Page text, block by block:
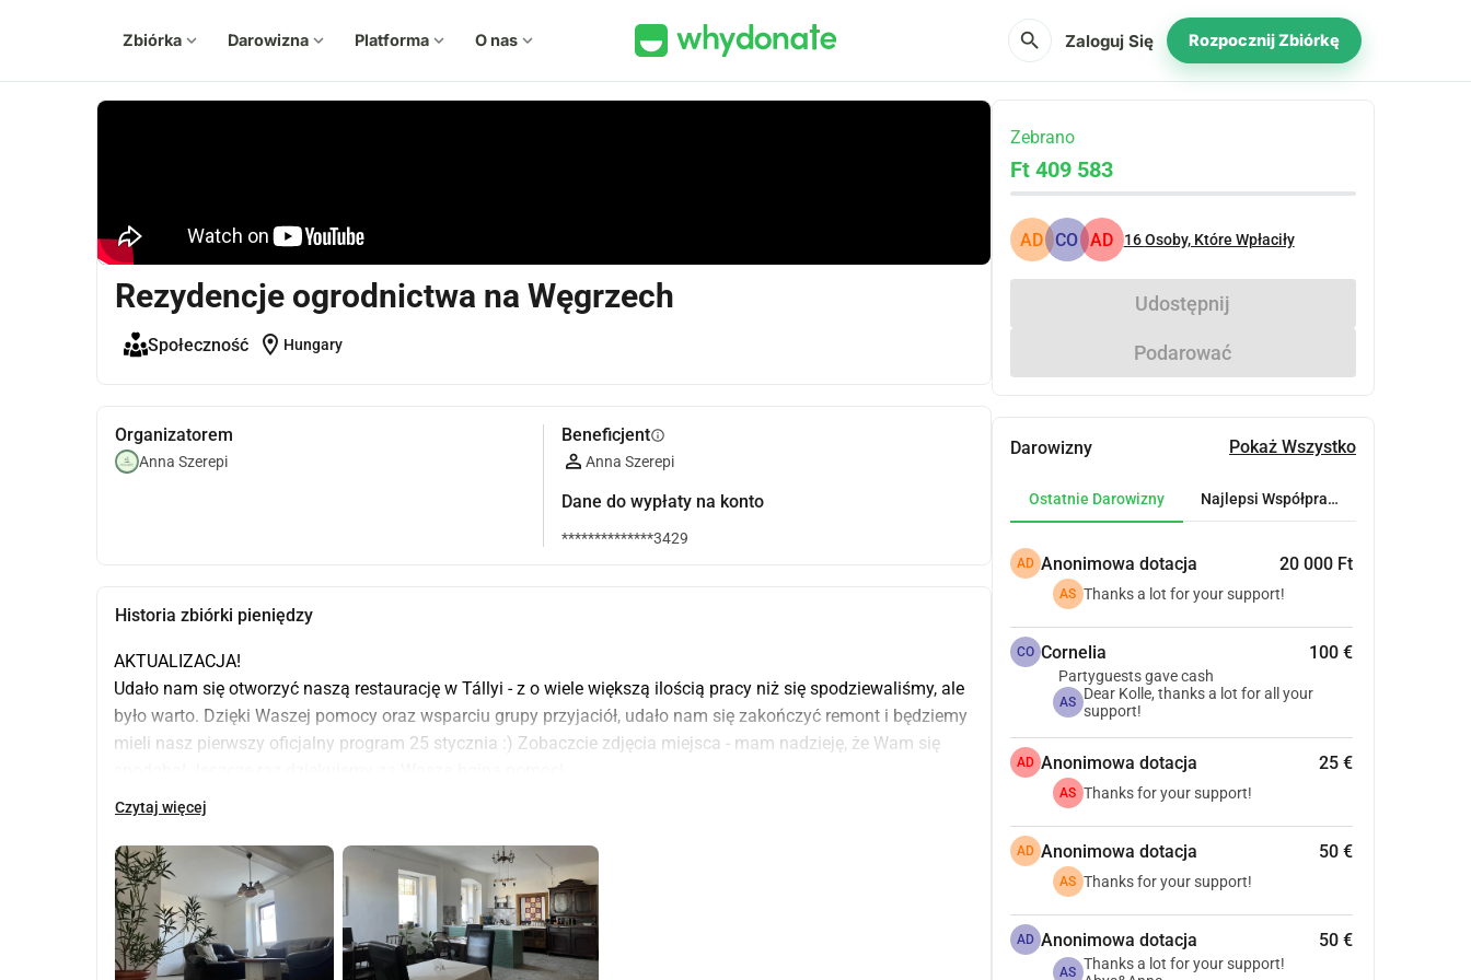
Zbiórka expand_more Darowizna expand_more Platforma expand_more O nas expand_more search Zaloguj Się Rozpocznij Zbiórkę
Rezydencje ogrodnictwa na Węgrzech
Społeczność location_on Hungary
Organizatorem
Anna Szerepi
Beneficjentinfo
Anna Szerepi
Dane do wypłaty na konto
**************3429
Historia zbiórki pieniędzy
AKTUALIZACJA!
Udało nam się otworzyć naszą restaurację w Tállyi - z o wiele większą ilością pracy niż się spodziewaliśmy, ale
było warto. Dzięki Waszej pomocy oraz wsparciu grupy przyjaciół, udało nam się zakończyć remont i będziemy
mieli nasz pierwszy oficjalny program 25 stycznia :) Zobaczcie zdjęcia miejsca - mam nadzieję, że Wam się
Jesteśmy najlepszymi przyjaciółkami od ponad 25 lat: dwie węgierskie kobiety, artystka i naukowczyni, z
różnymi przeszłościami i osobowościami, ale rozwijające się w tym samym kierunku, ręka w rękę. Miałyśmy
różne zmagania i szczęśliwe momenty, doświadczyłyśmy strat i nowych początków, ale wciąż możemy się
wspierać nawzajem z miłością i szacunkiem.
Podczas lockdownu związanego z Covid, Abys miała znakomity pomysł -
Czytaj więcej
Zebrano
Ft 409 583
AD CO AD 16Osoby, Które Wpłaciły
Udostępnij
Podarować
Darowizny Pokaż Wszystko
Ostatnie Darowizny Najlepsi Współpracownicy
AD Anonimowa dotacja 20 000 Ft
AS Thanks a lot for your support!
CO Cornelia 100 €
Partyguests gave cash
AS Dear Kolle, thanks a lot for all your
support!
AD Anonimowa dotacja 25 €
AS Thanks for your support!
AD Anonimowa dotacja 50 €
AS Thanks for your support!
AD Anonimowa dotacja 50 €
AS Thanks a lot for your support!